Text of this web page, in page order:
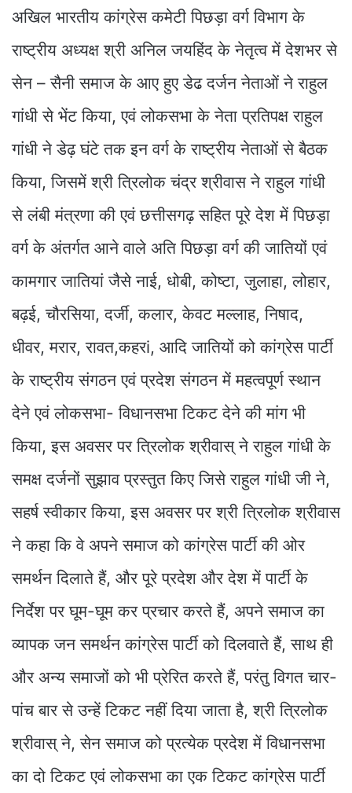
अखिल भारतीय कांग्रेस कमेटी पिछड़ा वर्ग विभाग के
राष्ट्रीय अध्यक्ष श्री अनिल जयहिंद के नेतृत्व में देशभर से
सेन – सैनी समाज के आए हुए डेढ दर्जन नेताओं ने राहुल
गांधी से भेंट किया, एवं लोकसभा के नेता प्रतिपक्ष राहुल
गांधी ने डेढ़ घंटे तक इन वर्ग के राष्ट्रीय नेताओं से बैठक
किया, जिसमें श्री त्रिलोक चंद्र श्रीवास ने राहुल गांधी
से लंबी मंत्रणा की एवं छत्तीसगढ़ सहित पूरे देश में पिछड़ा
वर्ग के अंतर्गत आने वाले अति पिछड़ा वर्ग की जातियों एवं
कामगार जातियां जैसे नाई, धोबी, कोष्टा, जुलाहा, लोहार,
बढ़ई, चौरसिया, दर्जी, कलार, केवट मल्लाह, निषाद,
धीवर, मरार, रावत,कहरi, आदि जातियों को कांग्रेस पार्टी
के राष्ट्रीय संगठन एवं प्रदेश संगठन में महत्वपूर्ण स्थान
देने एवं लोकसभा- विधानसभा टिकट देने की मांग भी
किया, इस अवसर पर त्रिलोक श्रीवास् ने राहुल गांधी के
समक्ष दर्जनों सुझाव प्रस्तुत किए जिसे राहुल गांधी जी ने,
सहर्ष स्वीकार किया, इस अवसर पर श्री त्रिलोक श्रीवास
ने कहा कि वे अपने समाज को कांग्रेस पार्टी की ओर
समर्थन दिलाते हैं, और पूरे प्रदेश और देश में पार्टी के
निर्देश पर घूम-घूम कर प्रचार करते हैं, अपने समाज का
व्यापक जन समर्थन कांग्रेस पार्टी को दिलवाते हैं, साथ ही
और अन्य समाजों को भी प्रेरित करते हैं, परंतु विगत चार-
पांच बार से उन्हें टिकट नहीं दिया जाता है, श्री त्रिलोक
श्रीवास् ने, सेन समाज को प्रत्येक प्रदेश में विधानसभा
का दो टिकट एवं लोकसभा का एक टिकट कांग्रेस पार्टी